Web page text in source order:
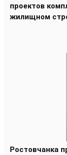
проектов
жилищном
Ростовчанка